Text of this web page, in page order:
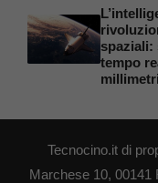
spaziali:
tempo
Tecnocino.it di
Marchese 10, 00141